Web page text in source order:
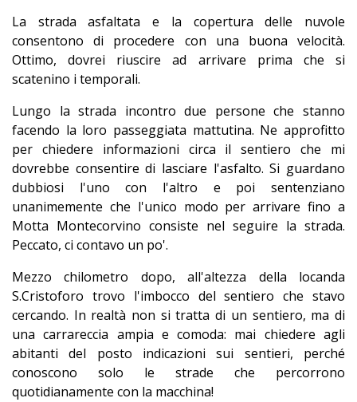
La strada asfaltata e la copertura delle nuvole
consentono di procedere con una buona velocità.
Ottimo, dovrei riuscire ad arrivare prima che si
scatenino i temporali.
Lungo la strada incontro due persone che stanno
facendo la loro passeggiata mattutina. Ne approfitto
per chiedere informazioni circa il sentiero che mi
dovrebbe consentire di lasciare l'asfalto. Si guardano
dubbiosi l'uno con l'altro e poi sentenziano
unanimemente che l'unico modo per arrivare fino a
Motta Montecorvino consiste nel seguire la strada.
Peccato, ci contavo un po'.
Mezzo chilometro dopo, all'altezza della locanda
S.Cristoforo trovo l'imbocco del sentiero che stavo
cercando. In realtà non si tratta di un sentiero, ma di
una carrareccia ampia e comoda: mai chiedere agli
abitanti del posto indicazioni sui sentieri, perché
conoscono solo le strade che percorrono
quotidianamente con la macchina!